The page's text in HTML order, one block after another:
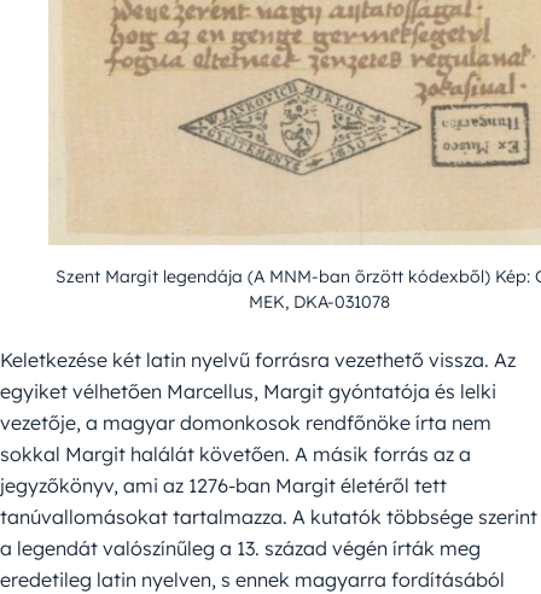
Szent Margit legendája (A MNM-ban őrzött kódexből) Kép:
MEK, DKA-031078
Keletkezése két latin nyelvű forrásra vezethető vissza. Az
egyiket vélhetően Marcellus, Margit gyóntatója és lelki
vezetője, a magyar domonkosok rendfőnöke írta nem
sokkal Margit halálát követően. A másik forrás az a
jegyzőkönyv, ami az 1276-ban Margit életéről tett
tanúvallomásokat tartalmazza. A kutatók többsége szerint
a legendát valószínűleg a 13. század végén írták meg
eredetileg latin nyelven, s ennek magyarra fordításából